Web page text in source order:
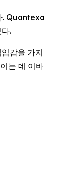
. Quantexa
.
감을 가지
는 데 이바